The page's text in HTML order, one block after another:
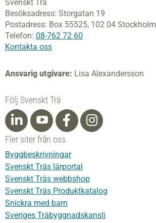
Svenskt Trä
Besöksadress: Storgatan 19
Postadress: Box 55525, 102 04 Stockholm
Telefon: 08-762 72 60
Kontakta oss
Ansvarig utgivare: Lisa Alexandersson
Följ Svenskt Trä
Fler siter från oss
Byggbeskrivningar
Svenskt Träs lärportal
Svenskt Träs webbshop
Svenskt Träs Produktkatalog
Snickra med barn
Sveriges Träbyggnadskansli